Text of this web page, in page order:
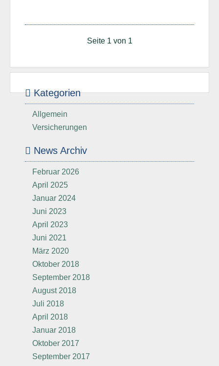
Seite 1 von 1
Kategorien
Allgemein
Versicherungen
News Archiv
Februar 2026
April 2025
Januar 2024
Juni 2023
April 2023
Juni 2021
März 2020
Oktober 2018
September 2018
August 2018
Juli 2018
April 2018
Januar 2018
Oktober 2017
September 2017